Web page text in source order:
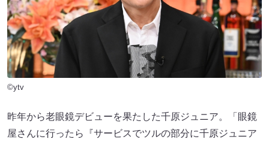
©ytv
昨年から老眼鏡デビューを果たした千原ジュニア。「眼鏡
屋さんに行ったら『サービスでツルの部分に千原ジュニア